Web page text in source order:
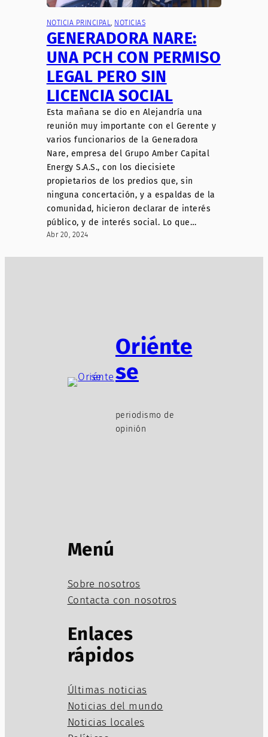
NOTICIA PRINCIPAL, NOTICIAS
GENERADORA NARE:
UNA PCH CON PERMISO
LEGAL PERO SIN
LICENCIA SOCIAL
Esta mañana se dio en Alejandría una
reunión muy importante con el Gerente y
varios funcionarios de la Generadora
Nare, empresa del Grupo Amber Capital
Energy S.A.S., con los diecisiete
propietarios de los predios que, sin
ninguna concertación, y a espaldas de la
comunidad, hicieron declarar de interés
público, y de interés social. Lo que…
Abr 20, 2024
Oriénte
se
periodismo de
opinión
Menú
Sobre nosotros
Contacta con nosotros
Enlaces
rápidos
Últimas noticias
Noticias del mundo
Noticias locales